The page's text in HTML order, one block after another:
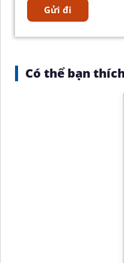
Có thể bạn